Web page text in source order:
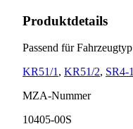
Produktdetails
Passend für Fahrzeugtyp
KR51/1 , KR51/2, SR4-1
MZA-Nummer
10405-00S